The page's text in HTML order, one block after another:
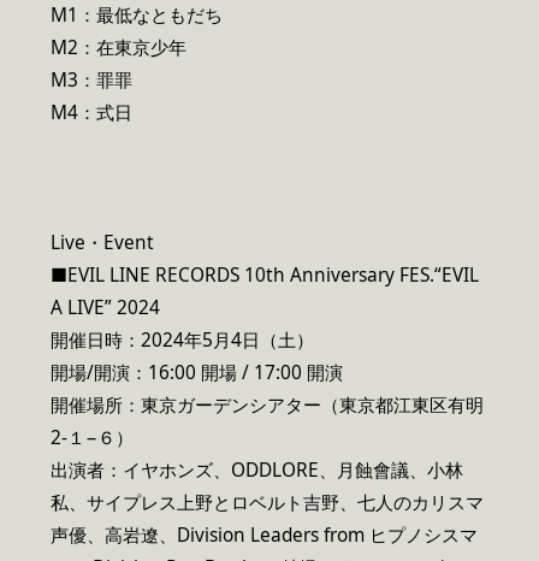
M1：最低なともだち
M2：在東京少年
M3：罪罪
M4：式日
Live・Event
■EVIL LINE RECORDS 10th Anniversary FES.“EVIL
A LIVE” 2024
開催日時：2024年5月4日（土）
開場/開演：16:00 開場 / 17:00 開演
開催場所：東京ガーデンシアター（東京都江東区有明
2-１−６）
出演者：イヤホンズ、ODDLORE、月蝕會議、小林
私、サイプレス上野とロベルト吉野、七人のカリスマ
声優、高岩遼、Division Leaders from ヒプノシスマ